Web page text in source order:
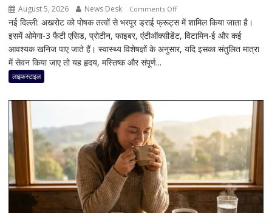
में
का
August 5, 2026 News Desk Comments Offon
रोज
कितने
अखरोट
जानिए
फायदे
और
सेवन
का
बेहतर
तरीका
नई दिल्ली: अखरोट को पोषक तत्वों से भरपूर ड्राई फ्रूट्स में शामिल किया जाता है।
इसमें ओमेगा-3 फैटी एसिड, प्रोटीन, फाइबर, एंटीऑक्सीडेंट, विटामिन-ई और कई
आवश्यक खनिज पाए जाते हैं। स्वास्थ्य विशेषज्ञों के अनुसार, यदि इसका संतुलित मात्रा
में सेवन किया जाए तो यह हृदय, मस्तिष्क और संपूर्ण...
लाइफस्टाइल